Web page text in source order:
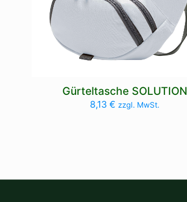
Gürteltasche SOLUTION
8,13€ zzgl. MwSt.